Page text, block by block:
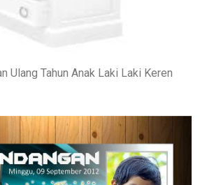
Ulang Tahun Anak Laki Laki Keren